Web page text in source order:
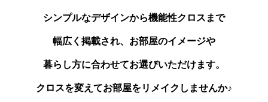
シンプルなデザインから機能性クロスまで
幅広く掲載され、お部屋のイメージや
暮らし方に合わせてお選びいただけます。
クロスを変えてお部屋をリメイクしませんか♪